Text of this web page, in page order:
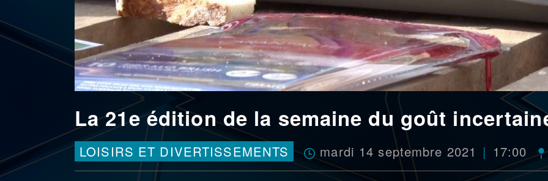
La 21e édition de la semaine du goût
LOISIRS ET DIVERTISSEMENTS mardi 14 septembre 2021 17:00